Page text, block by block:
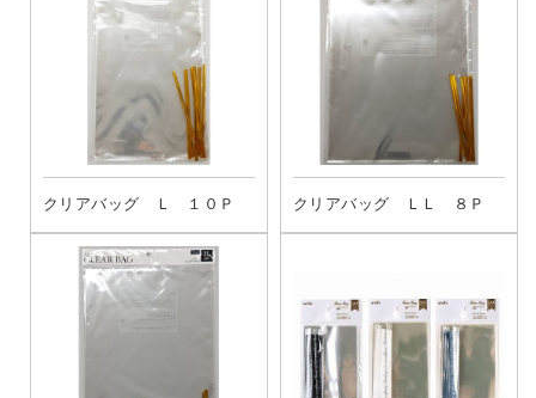
クリアバッグ Ｌ １０Ｐ クリアバッグ ＬＬ ８Ｐ